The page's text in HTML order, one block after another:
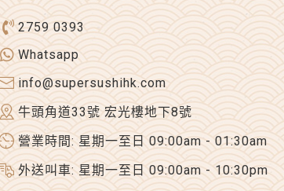
2759 0393
Whatsapp
info@supersushihk.com
牛頭角道33號 宏光樓地下8號
營業時間: 星期一至日 09:00am - 01:30am
外送叫車: 星期一至日 09:00am - 10:30pm